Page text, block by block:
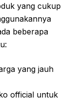
yang cukup
beberapa
yang jauh
official untuk